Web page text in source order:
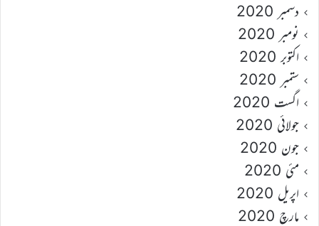
دسمبر 2020
نومبر 2020
اکتوبر 2020
ستمبر 2020
اگست 2020
جولائی 2020
جون 2020
مئی 2020
اپریل 2020
مارچ 2020